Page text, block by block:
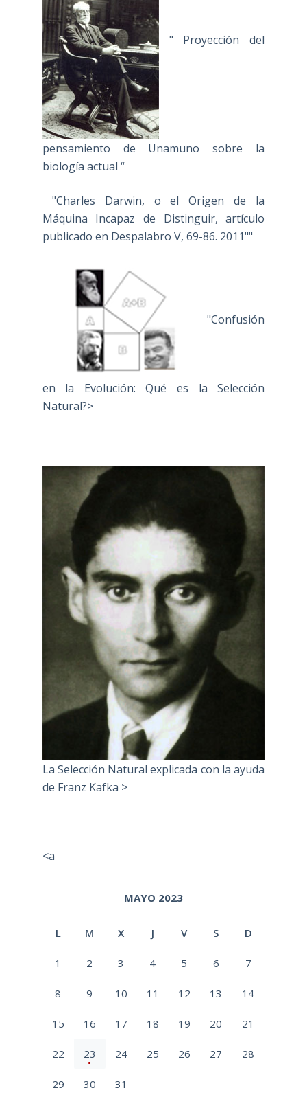
" Proyección del
pensamiento de Unamuno sobre la
biología actual “
"Charles Darwin, o el Origen de la
Máquina Incapaz de Distinguir, artículo
publicado en Despalabro V, 69-86. 2011""
"Confusión
en la Evolución: Qué es la Selección
Natural?>
La Selección Natural explicada con la ayuda
de Franz Kafka >
<a
MAYO 2023
L M X J V S D
1 2 3 4 5 6 7
8 9 10 11 12 13 14
15 16 17 18 19 20 21
22 23 24 25 26 27 28
29 30 31